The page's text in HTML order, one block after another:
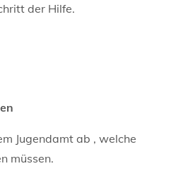
der Hilfe.
Jugendamt ab , welche
müssen.